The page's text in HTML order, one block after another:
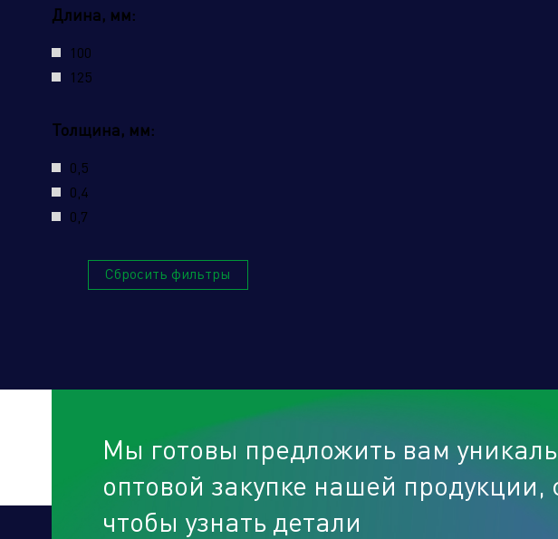
Длина, мм:
100
125
Толщина, мм:
0,5
0,4
0,7
Сбросить фильтры
Мы готовы предложить вам
оптовой закупке нашей продукции,
чтобы узнать детали